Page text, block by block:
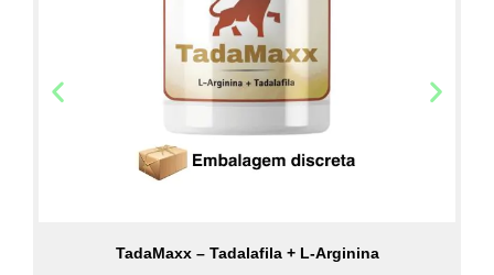
TadaMaxx – Tadalafila + L-Arginina